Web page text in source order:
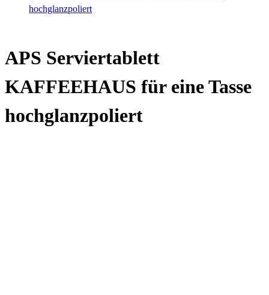
hochglanzpoliert
APS Serviertablett
KAFFEEHAUS für eine Tasse
hochglanzpoliert